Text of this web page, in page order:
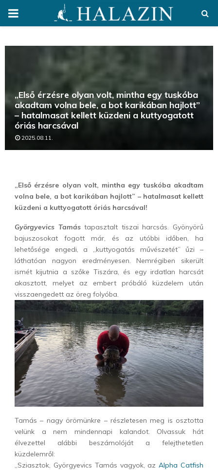
PRIMARY
„Első érzésre olyan volt, mintha egy tuskóba
akadtam volna bele, a bot karikában hajlott”
– hatalmasat kellett küzdeni a kuttyogatott
óriás harcsával
2025.08.11.
„Első érzésre olyan volt, mintha egy tuskóba akadtam
volna bele, a bot karikában hajlott” – hatalmasat kellett
küzdeni a kuttyogatott óriás harcsával!
Györgyevics Tamástapasztalt tiszai harcsás. Gyönyörű
bajuszosokat fogott már, és az utóbbi időben, ha
lehetősége engedi, a „kuttyogatás művészetét” űzi –
láthatóan nagyon eredményesen. Nemrégiben sikerült
ismét kijutnia a szőke Tiszára, és egy irdatlan harcsát
akasztott, melyet az embert próbáló küzdelem után
visszaengedett az öreg folyóba.
Tamás – nagy örömünkre – részletesen meg is osztotta
velünk a nem mindennapi kalandot. Olvassuk hát
élvezettel alábbi beszámolóját a felejthetetlen
küzdelemről:
„Sziasztok, Györgyevics Tamás vagyok, azAlpha Catfish